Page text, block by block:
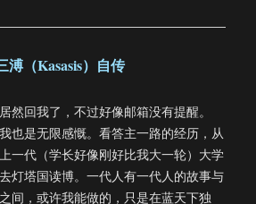
溥（Kasasis）自传
然回我了，不过好像邮箱没有提醒。
也是无限感慨。看答主一路的经历，从
一代（学长好像刚好比我大一轮）大学
灯塔国读博。一代人有一代人的故事与
间，或许我能做的，只是在蓝天下独